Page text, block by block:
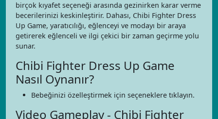
birçok kıyafet seçeneği arasında gezinirken karar verme
becerilerinizi keskinleştirir. Dahası, Chibi Fighter Dress
Up Game, yaratıcılığı, eğlenceyi ve modayı bir araya
getirerek eğlenceli ve ilgi çekici bir zaman geçirme yolu
sunar.
Chibi Fighter Dress Up Game
Nasıl Oynanır?
Bebeğinizi özelleştirmek için seçeneklere tıklayın.
Video Gameplay - Chibi Fighter